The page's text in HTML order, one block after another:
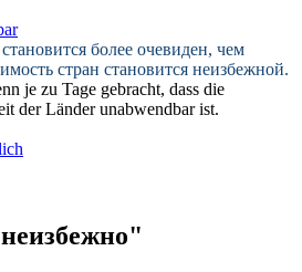
более очевиден, чем
стран становится неизбежной.
je zu Tage gebracht, dass die
der Länderunabwendbarist.